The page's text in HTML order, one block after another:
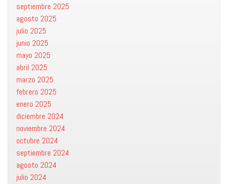
septiembre 2025
agosto 2025
julio 2025
junio 2025
mayo 2025
abril 2025
marzo 2025
febrero 2025
enero 2025
diciembre 2024
noviembre 2024
octubre 2024
septiembre 2024
agosto 2024
julio 2024